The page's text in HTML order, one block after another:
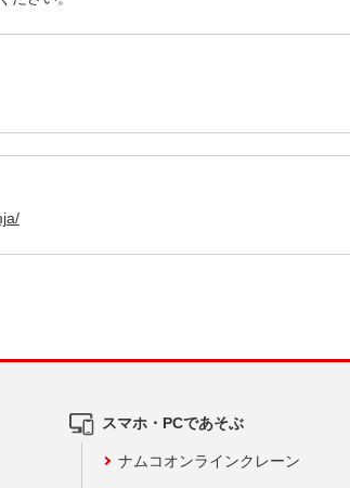
スマホ・PCであそぶ
ナムコオンラインクレーン